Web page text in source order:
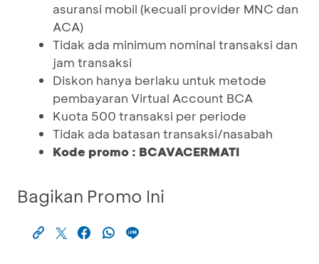
asuransi mobil (kecuali provider MNC dan
ACA)
Tidak ada minimum nominal transaksi dan
jam transaksi
Diskon hanya berlaku untuk metode
pembayaran Virtual Account BCA
Kuota 500 transaksi per periode
Tidak ada batasan transaksi/nasabah
Kode promo : BCAVACERMATI
Bagikan Promo Ini